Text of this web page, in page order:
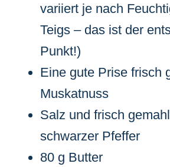
variiert je nach
Teigs – das ist der
Punkt!)
Eine gute Prise frisch
Muskatnuss
Salz und frisch
schwarzer Pfeffer
80 g Butter